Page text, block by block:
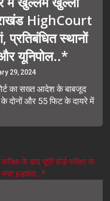
HighCourt
स्थानों
यूनिपोल..*
29, 2024
का सख्त आदेश के बाबजूद
के दोनों और 55 फिट के दायरे में